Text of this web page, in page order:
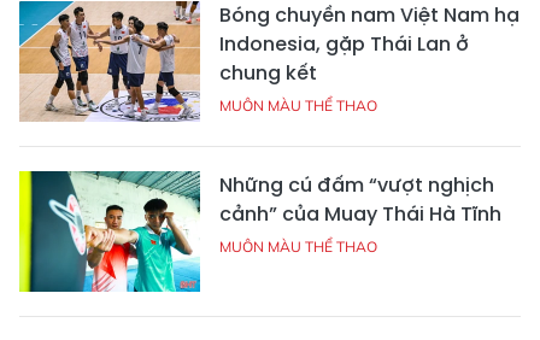
Bóng chuyền nam Việt Nam hạ
Indonesia, gặp Thái Lan ở
chung kết
MUÔN MÀU THỂ THAO
Những cú đấm “vượt nghịch
cảnh” của Muay Thái Hà Tĩnh
MUÔN MÀU THỂ THAO